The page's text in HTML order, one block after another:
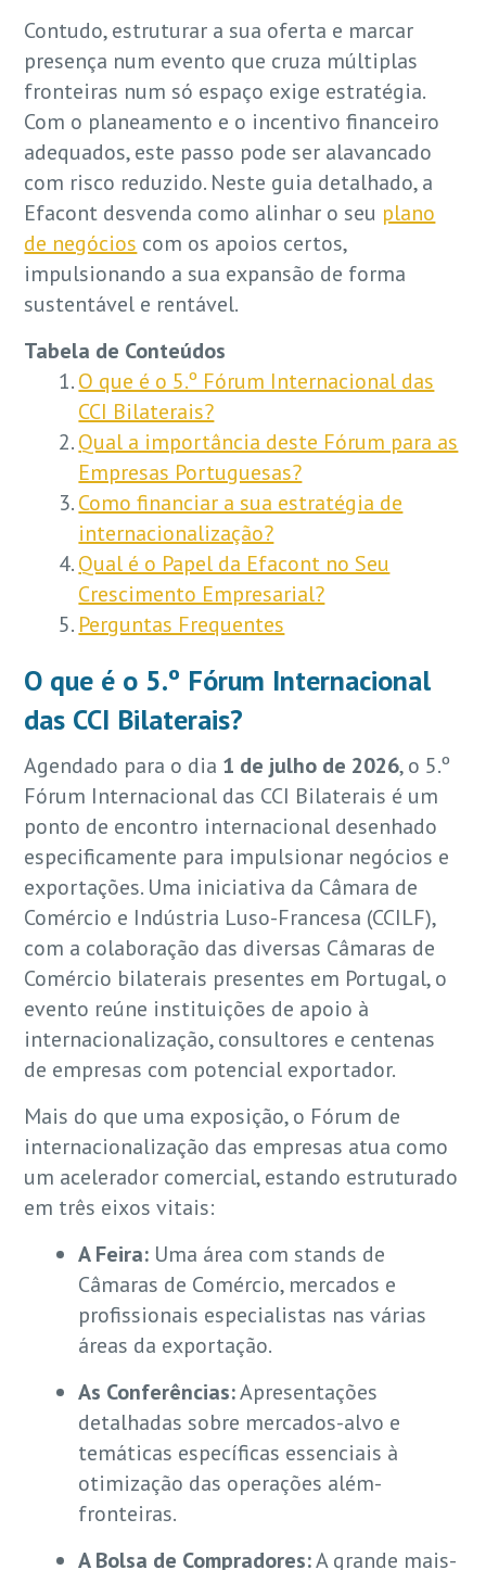
Contudo, estruturar a sua oferta e marcar
presença num evento que cruza múltiplas
fronteiras num só espaço exige estratégia.
Com o planeamento e o incentivo financeiro
adequados, este passo pode ser alavancado
com risco reduzido. Neste guia detalhado, a
Efacont desvenda como alinhar o seu plano
de negócios com os apoios certos,
impulsionando a sua expansão de forma
sustentável e rentável.
Tabela de Conteúdos
O que é o 5.º Fórum Internacional das
CCI Bilaterais?
Qual a importância deste Fórum para as
Empresas Portuguesas?
Como financiar a sua estratégia de
internacionalização?
Qual é o Papel da Efacont no Seu
Crescimento Empresarial?
Perguntas Frequentes
O que é o 5.º Fórum Internacional
das CCI Bilaterais?
Agendado para o dia 1 de julho de 2026, o 5.º
Fórum Internacional das CCI Bilaterais é um
ponto de encontro internacional desenhado
especificamente para impulsionar negócios e
exportações. Uma iniciativa da Câmara de
Comércio e Indústria Luso-Francesa (CCILF),
com a colaboração das diversas Câmaras de
Comércio bilaterais presentes em Portugal, o
evento reúne instituições de apoio à
internacionalização, consultores e centenas
de empresas com potencial exportador.
Mais do que uma exposição, o Fórum de
internacionalização das empresas atua como
um acelerador comercial, estando estruturado
em três eixos vitais:
A Feira: Uma área com stands de
Câmaras de Comércio, mercados e
profissionais especialistas nas várias
áreas da exportação.
As Conferências:Apresentações
detalhadas sobre mercados-alvo e
temáticas específicas essenciais à
otimização das operações além-
fronteiras.
A Bolsa de Compradores:A grande mais-